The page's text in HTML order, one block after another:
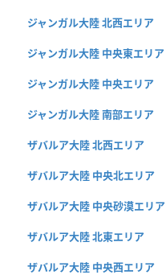
ジャンガル大陸 北西エリア
ジャンガル大陸 中央東エリア
ジャンガル大陸 中央エリア
ジャンガル大陸 南部エリア
ザバルア大陸 北西エリア
ザバルア大陸 中央北エリア
ザバルア大陸 中央砂漠エリア
ザバルア大陸 北東エリア
ザバルア大陸 中央西エリア